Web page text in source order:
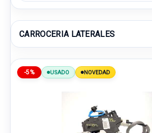
CARROCERIA LATERALES
-5% USADO NOVEDAD